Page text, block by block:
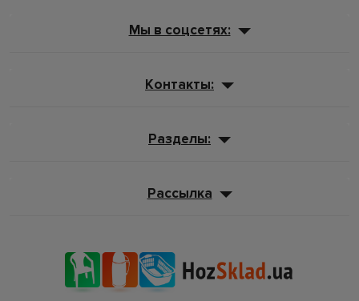
Мы в соцсетях:
Контакты:
Разделы:
Рассылка